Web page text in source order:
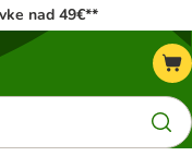
nad 49€**